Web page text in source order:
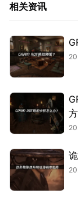
相关资讯